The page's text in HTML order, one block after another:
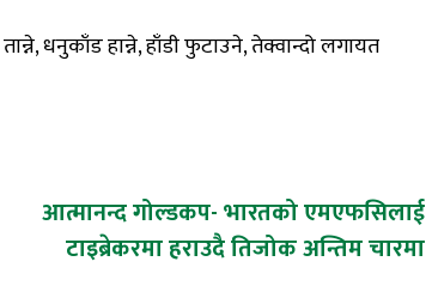
तान्ने,धनुकाँडहान्ने,हाँडीफुटाउने,तेक्वान्दोलगायत
आत्मानन्द गोल्डकप- भारतको एमएफसिलाई
टाइब्रेकरमा हराउदै तिजोक अन्तिम चारमा